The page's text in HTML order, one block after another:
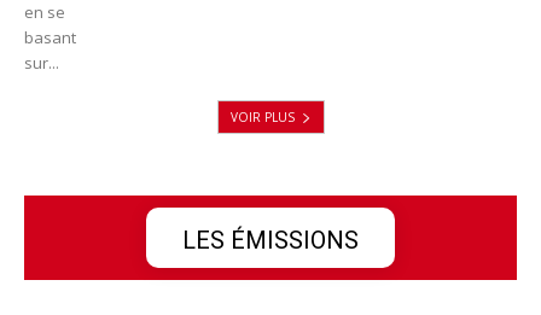
en se
basant
sur...
VOIR PLUS
LES ÉMISSIONS